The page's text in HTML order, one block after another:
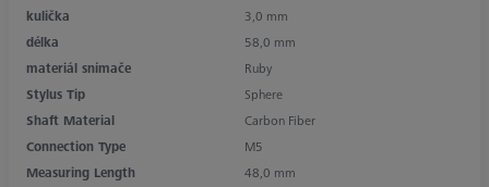
kulička
3,0 mm
délka
58,0 mm
materiál snímače
Ruby
Stylus Tip
Sphere
Shaft Material
Carbon Fiber
Connection Type
M5
Measuring Length
48,0 mm